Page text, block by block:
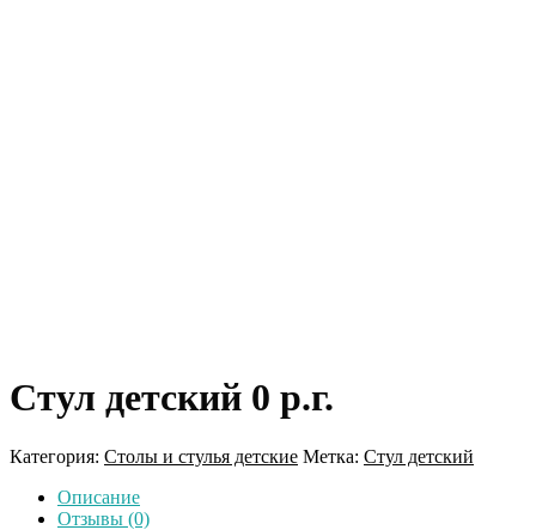
Стул детский 0 р.г.
Категория: Столы и стулья детские Метка: Стул детский
Описание
Отзывы (0)